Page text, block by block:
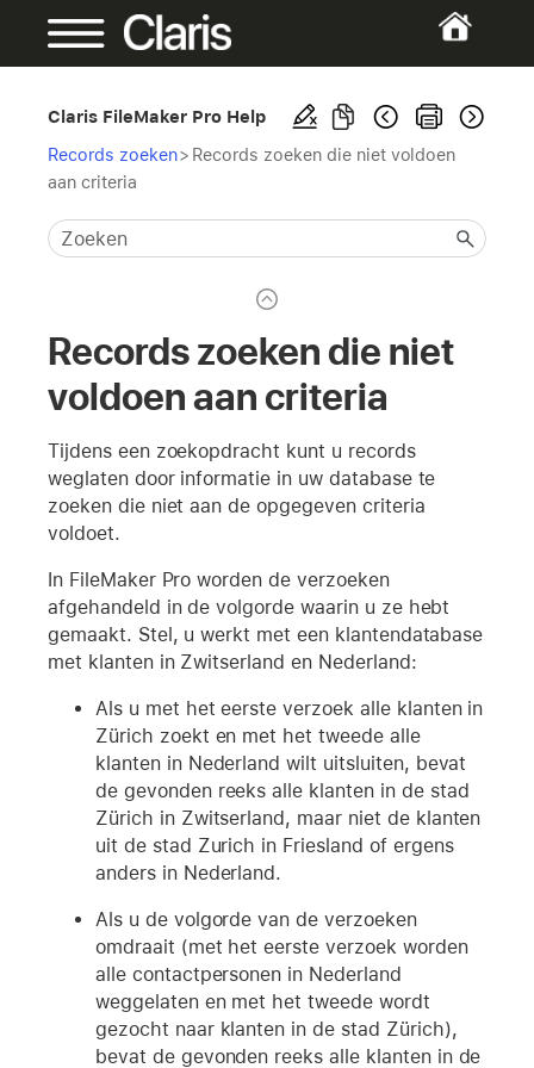
Claris FileMaker Pro Help
Records zoeken> Records zoeken die niet voldoen
aan criteria
Records zoeken die niet
voldoen aan criteria
Tijdens een zoekopdracht kunt u records
weglaten door informatie in uw database te
zoeken die niet aan de opgegeven criteria
voldoet.
In FileMaker Pro worden de verzoeken
afgehandeld in de volgorde waarin u ze hebt
gemaakt. Stel, u werkt met een klantendatabase
met klanten in Zwitserland en Nederland:
Als u met het eerste verzoek alle klanten in
Zürich zoekt en met het tweede alle
klanten in Nederland wilt uitsluiten, bevat
de gevonden reeks alle klanten in de stad
Zürich in Zwitserland, maar niet de klanten
uit de stad Zurich in Friesland of ergens
anders in Nederland.
Als u de volgorde van de verzoeken
omdraait (met het eerste verzoek worden
alle contactpersonen in Nederland
weggelaten en met het tweede wordt
gezocht naar klanten in de stad Zürich),
bevat de gevonden reeks alle klanten in de